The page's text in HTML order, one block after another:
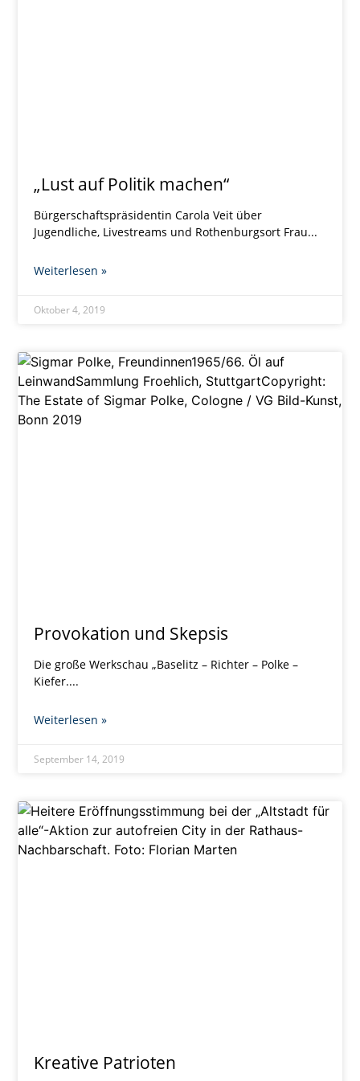
„Lust auf Politik machen“
Bürgerschaftspräsidentin Carola Veit über
Jugendliche, Livestreams und Rothenburgsort Frau
Weiterlesen »
Oktober 4, 2019
Provokation und Skepsis
Die große Werkschau „Baselitz – Richter – Polke –
Kiefer.
Weiterlesen »
September 14, 2019
Kreative Patrioten